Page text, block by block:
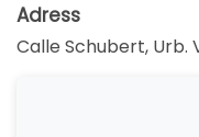
Adress
Calle Schubert, Urb.